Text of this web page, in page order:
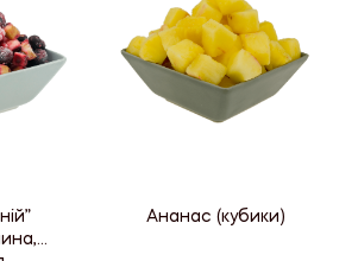
Ананас (кубики)